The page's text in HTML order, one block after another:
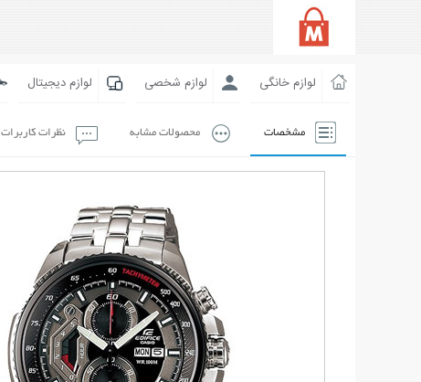
لوازم خانگی لوازم شخصی لوازم دیجیتال
مشخصات محصولات مشابه نظرات کاربرات